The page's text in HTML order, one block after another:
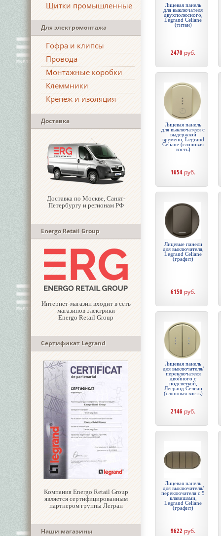
Щитки промышленные
Для электромонтажа
Гофра и клипсы
Провода
Монтажные коробки
Клеммники
Крепеж и изоляция
Доставка
Доставка по Москве, Санкт-
Петербургу и регионам РФ
Energo Retail Group
Интернет-магазин входит в сеть
магазинов электрики
Energo Retail Group
Сертификат Legrand
Компания Energo Retail Group
является сертифицированным
партнером группы Легран
Наши магазины
Лицевая панель
для выключателя
двухполюсного,
Legrand Celiane
(титан)
2470 руб.
Лицевая панель
для выключателя с
выдержкой
времени, Legrand
Celiane (слоновая
кость)
1654 руб.
Лицевые панели
для выключателя,
Legrand Celiane
(графит)
6150 руб.
Лицевая панель
для выключателя/
переключателя
двойного с
подсветкой,
Легранд Селиан
(слоновая кость)
2146 руб.
Лицевая панель
для выключателя/
переключателя с 5
клавишами,
Legrand Celiane
(графит)
9622 руб.